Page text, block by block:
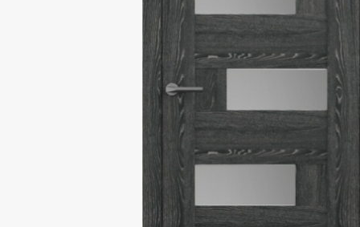
Фабрика «ЛайнДор»
Фабрика «Леском»
Фабрика «Дубрава-Сибирь»
Фабрика «Uberture»
Коллекция «Катунь»
Uberture коллекция «TAMBURAT Light»
Коллекция «Деканто Light»
Коллекция «Тамбурат Лофт»
Коллекция «Мадрид»